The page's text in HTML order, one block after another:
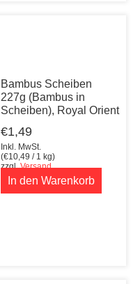
Bambus Scheiben
227g (Bambus in
Scheiben), Royal Orient
€1,49
Inkl. MwSt.
(€10,49 / 1 kg)
zzgl.Versand
In den Warenkorb